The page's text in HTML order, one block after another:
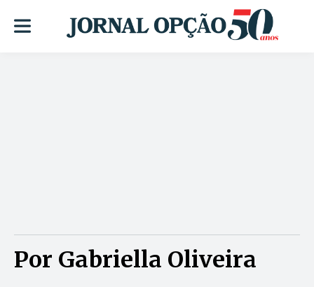
Por Gabriella Oliveira